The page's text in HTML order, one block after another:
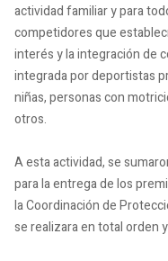
actividad familiar y para
competidores que
interés y la integración de
integrada por deportistas
niñas, personas con
otros.
A esta actividad, se
para la entrega de los
la Coordinación de
se realizara en total orden